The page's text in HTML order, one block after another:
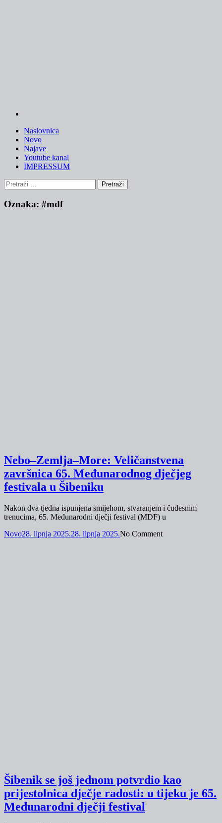
Naslovnica
Novo
Najave
Youtube kanal
IMPRESSUM
Pretraži:
Oznaka: #mdf
Nebo–Zemlja–More: Veličanstvena
završnica 65. Međunarodnog dječjeg
festivala u Šibeniku
Nakon dva tjedna ispunjena smijehom, stvaranjem i čudesnim
trenucima, 65. Međunarodni dječji festival (MDF) u
Novo28. lipnja 2025.28. lipnja 2025.No Comment
Šibenik se još jednom potvrdio kao
prijestolnica dječje radosti: u tijeku je 65.
Međunarodni dječji festival